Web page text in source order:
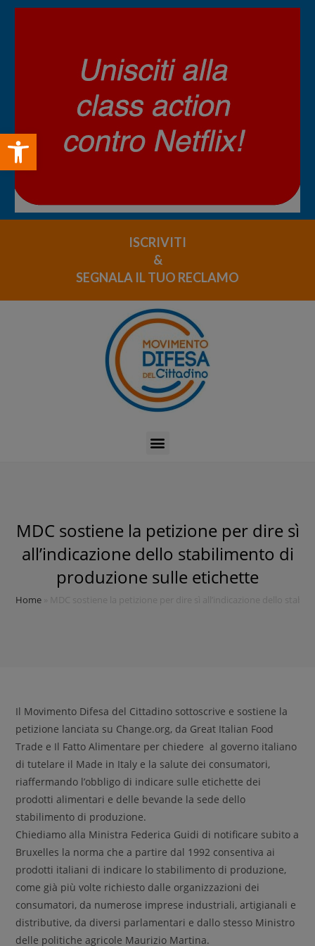
Open toolbar
ISCRIVITI
&
SEGNALA IL TUO RECLAMO
MDC sostiene la petizione per dire sì
all’indicazione dello stabilimento di
produzione sulle etichette
Home MDC sostiene la petizione per dire sì all’indicazione dello
Il Movimento Difesa del Cittadino sottoscrive e sostiene la
petizione lanciata su Change.org, da Great Italian Food
Trade e Il Fatto Alimentare per chiedere al governo italiano
di tutelare il Made in Italy e la salute dei consumatori,
riaffermando l’obbligo di indicare sulle etichette dei
prodotti alimentari e delle bevande la sede dello
stabilimento di produzione.
Chiediamo alla Ministra Federica Guidi di notificare subito a
Bruxelles la norma che a partire dal 1992 consentiva ai
prodotti italiani di indicare lo stabilimento di produzione,
come già più volte richiesto dalle organizzazioni dei
consumatori, da numerose imprese industriali, artigianali e
distributive, da diversi parlamentari e dallo stesso Ministro
delle politiche agricole Maurizio Martina.